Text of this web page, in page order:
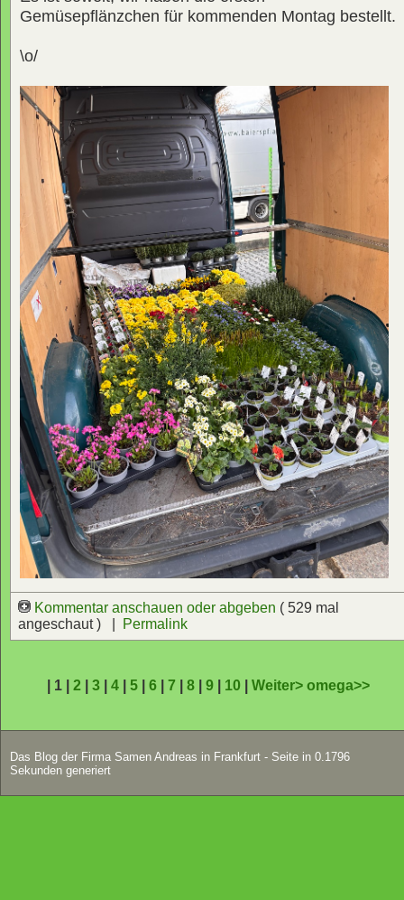
Gemüsepflänzchen für kommenden Montag bestellt.
\o/
Kommentar anschauen oder abgeben ( 529 mal
angeschaut ) |
Permalink
| 1 | 2| 3| 4| 5| 6| 7 8| 9| 10| Weiter> omega>>
Das Blog der Firma Samen Andreas in Frankfurt - Seite in 0.1796
Sekunden generiert